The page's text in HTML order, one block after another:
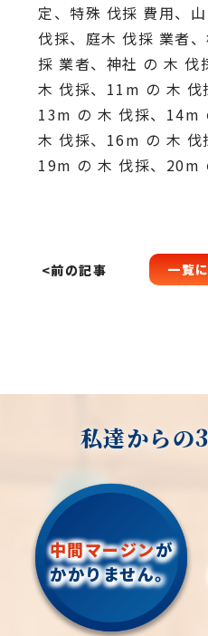
定、特殊 伐採 費用、
伐採、庭木 伐採 業者
採 業者、神社 の 木 伐
木 伐採、11m の 木 伐
13m の 木 伐採、14m
木 伐採、16m の 木 伐
19m の 木 伐採、20m
<前の記事 一覧
私達からの
中間マージンが
かかりません。